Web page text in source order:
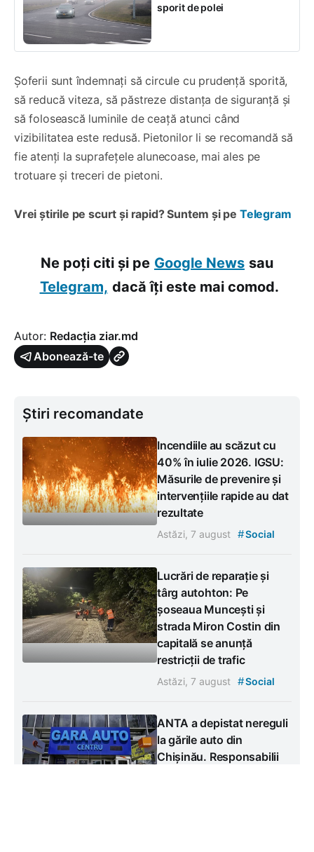
sporit de polei
Șoferii sunt îndemnați să circule cu prudență sporită,
să reducă viteza, să păstreze distanța de siguranță și
să folosească luminile de ceață atunci când
vizibilitatea este redusă. Pietonilor li se recomandă să
fie atenți la suprafețele alunecoase, mai ales pe
trotuare și treceri de pietoni.
Vrei știrile pe scurt și rapid? Suntem și pe Telegram
Ne poți citi și pe Google News sau
Telegram, dacă îți este mai comod.
Autor: Redacția ziar.md
Abonează-te
Știri recomandate
Incendiile au scăzut cu
40% în iulie 2026. IGSU:
Măsurile de prevenire și
intervențiile rapide au dat
rezultate
Astăzi, 7 august #Social
Lucrări de reparație și
târg autohton: Pe
șoseaua Muncești și
strada Miron Costin din
capitală se anunță
restricții de trafic
Astăzi, 7 august #Social
ANTA a depistat nereguli
la gările auto din
Chișinău. Responsabilii